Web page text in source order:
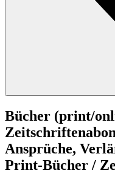
Bücher (print/
Ansprüche,
Print-Bücher /